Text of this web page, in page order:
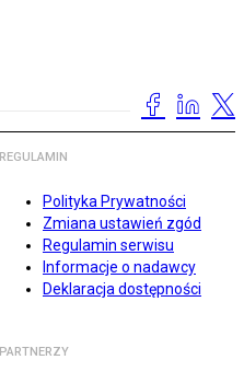
REGULAMIN
Polityka Prywatności
Zmiana ustawień zgód
Regulamin serwisu
Informacje o nadawcy
Deklaracja dostępności
PARTNERZY